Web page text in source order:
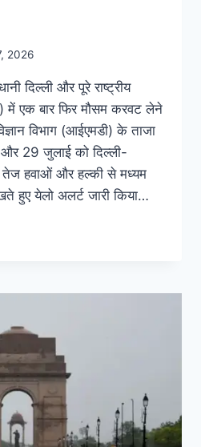
2026
दिल्ली और पूरे राष्ट्रीय
में एक बार फिर मौसम करवट लेने
विभाग (आईएमडी) के ताजा
29 जुलाई को दिल्ली-
हवाओं और हल्की से मध्यम
हुए येलो अलर्ट जारी किया…